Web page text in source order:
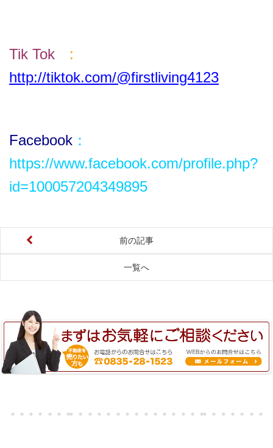
Tik Tok :
http://tiktok.com/@firstliving4123
Facebook ：
https://www.facebook.com/profile.php?
id=100057204349895
前の記事
一覧へ